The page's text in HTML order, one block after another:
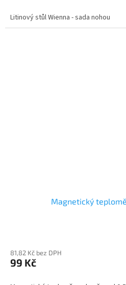
Litinový stůl Wienna - sada nohou
Magnetický
81,82 Kč bez DPH
99 Kč